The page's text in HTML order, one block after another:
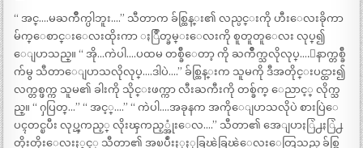
“ အင္….မႀကိဳက္ပါဘူး….” သီတာက ခ်စ္ထြန္း၏ လည္ပင္းကို ဟီးေလးခိုကာ
မ်က္ေစာင္းေလးထိုးကာ ႏြဳတ္ခမ္းေလးကို စူတူတူေလး လုပ္၍
ေျပာသည္။ “ အို…ကဲပါ….ပထမ တစ္ခ်ီေတာ့ ကို ႀကိဳက္သလိုလုပ္….ေနာက္တစ္ခ်ီ
က်မွ သီတာေျပာသလိုလုပ္….ဒါပဲ….” ခ်စ္ထြန္းက သူမကို ဒီအတိုင္းပင္ထား၍
လက္တစ္ဖက္က သူမ၏ ခါးကို သိုင္းဖက္ကာ လီးႀကီးကို တစ္ခ်က္ ေညာင့္ လိုက္သ
ည္။ “ ႁပြတ္…” “ အင့္….” “ ကဲပါ….အခုနက အကိုေျပာသလိုပဲ စားပြဲေ
ပၚတင္ၿပီး လုပ္ၾကည့္ လိုးၾကည့္အုံးေလ….” သီတာ၏ အေျပာႏြဲ႕ႏြဲ႕
တိုးတိုးေလးႏွင့္ သီတာ၏ အၿပဳံးႏုႏုခြၽဲခြၽဲေလးေတြသည္ ခ်စ္ထြ